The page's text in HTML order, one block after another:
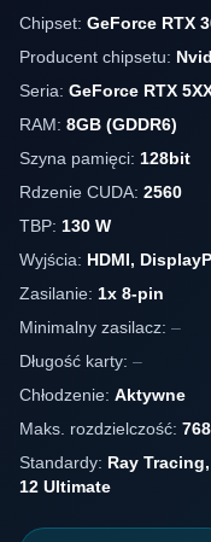
Chipset: GeForce RTX
Producent chipsetu:
Seria: GeForce RTX
RAM: 8GB (GDDR6)
Szyna pamięci: 128bit
Rdzenie CUDA: 2560
TBP: 130 W
Wyjścia: HDMI,
Zasilanie: 1x 8-pin
Minimalny zasilacz: –
Długość karty: –
Chłodzenie: Aktywne
Maks. rozdzielczość:
Standardy: Ray
12 Ultimate